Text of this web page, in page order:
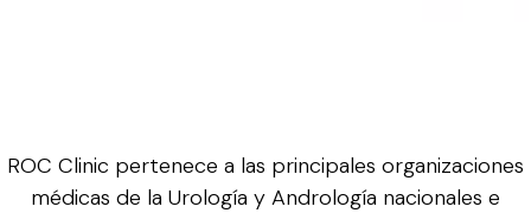
ROC Clinic pertenece a las principales organizaciones
médicas de la Urología y Andrología nacionales e